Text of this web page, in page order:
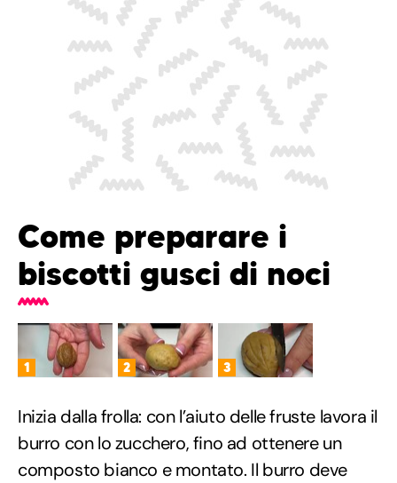
Come preparare i
biscotti gusci di noci
1 2 3
Inizia dalla frolla: con l’aiuto delle fruste lavora il
burro con lo zucchero, fino ad ottenere un
composto bianco e montato. Il burro deve